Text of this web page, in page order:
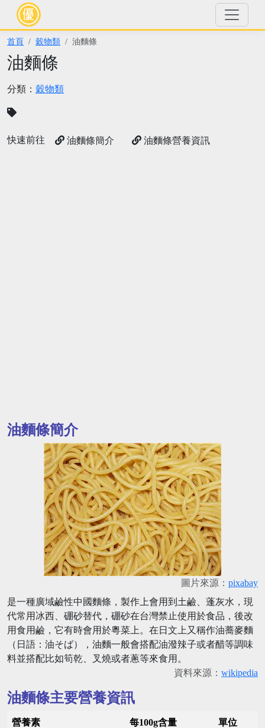
首頁 穀物類 油麵條
油麵條
分類： 穀物類
快速前往 油麵條簡介 油麵條營養資訊
油麵條簡介
圖片來源： pixabay
是一種廣域鹼性中國麵條，製作上會用到土鹼、蓬灰水，現
代常用冰西、硼砂替代，硼砂在台灣禁止使用於食品，後改
用食用鹼，它有時會用於粵菜上。在日文上又稱作油蕎麥麵
（日語：油そば），油麵一般會搭配油潑辣子或者醋等調味
料並搭配比如筍乾、叉燒或者蔥等來食用。
資料來源： wikipedia
油麵條主要營養資訊
營養素 每100g含量 單位